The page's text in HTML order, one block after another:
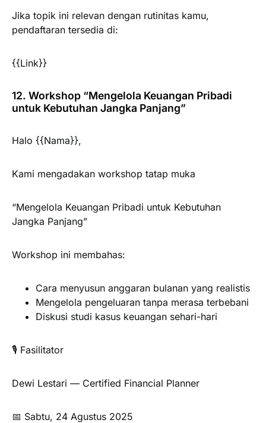
Jika topik ini relevan dengan rutinitas kamu,
pendaftaran tersedia di:
{{Link}}
12. Workshop “Mengelola Keuangan Pribadi
untuk Kebutuhan Jangka Panjang”
Halo {{Nama}},
Kami mengadakan workshop tatap muka
“Mengelola Keuangan Pribadi untuk Kebutuhan
Jangka Panjang”
Workshop ini membahas:
Cara menyusun anggaran bulanan yang realistis
Mengelola pengeluaran tanpa merasa terbebani
Diskusi studi kasus keuangan sehari-hari
🎙️ Fasilitator
Dewi Lestari — Certified Financial Planner
📅 Sabtu, 24 Agustus 2025